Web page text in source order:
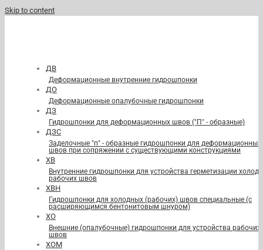
Skip to content
ДВ
Деформационные внутренние гидрошпонки
ДО
Деформационные опалубочные гидрошпонки
ДЗ
Гидрошпонки для деформационных швов ("П" - образные)
ДЗС
Заделочные "п" - образные гидрошпонки для деформационных
швов при сопряжении с существующими конструкциями
ХВ
Внутренние гидрошпонки для устройства герметизации
рабочих швов
ХВН
Гидрошпонки для холодных (рабочих) швов специальные (с
расширяющимся бентонитовым шнуром)
ХО
Внешние (опалубочные) гидрошпонки для устройства рабочих
швов
ХОМ